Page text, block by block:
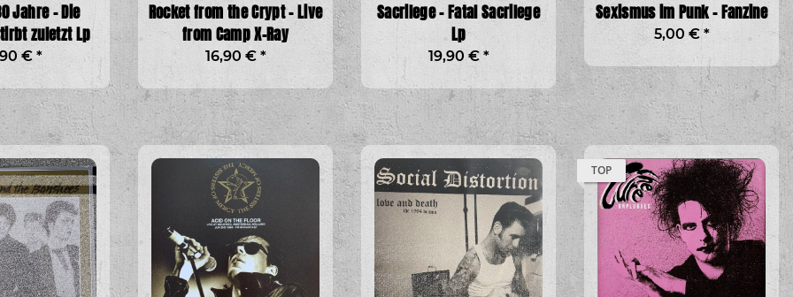
Jahre - Die
zuletzt Lp
€ *
Rocket from the Crypt - Live
from Camp X-Ray
16,90 € *
Sacrilege - Fatal Sacrilege
Lp
19,90 € *
Sexismus im Punk - Fanzine
5,00 € *
TOP